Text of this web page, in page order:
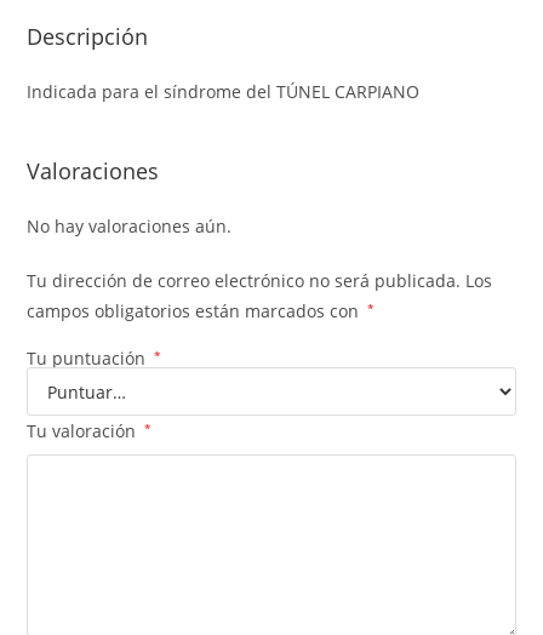
Descripción
Indicada para el síndrome del TÚNEL CARPIANO
Valoraciones
No hay valoraciones aún.
Tu dirección de correo electrónico no será publicada. Los
campos obligatorios están marcados con
*
Tu puntuación *
Tu valoración *